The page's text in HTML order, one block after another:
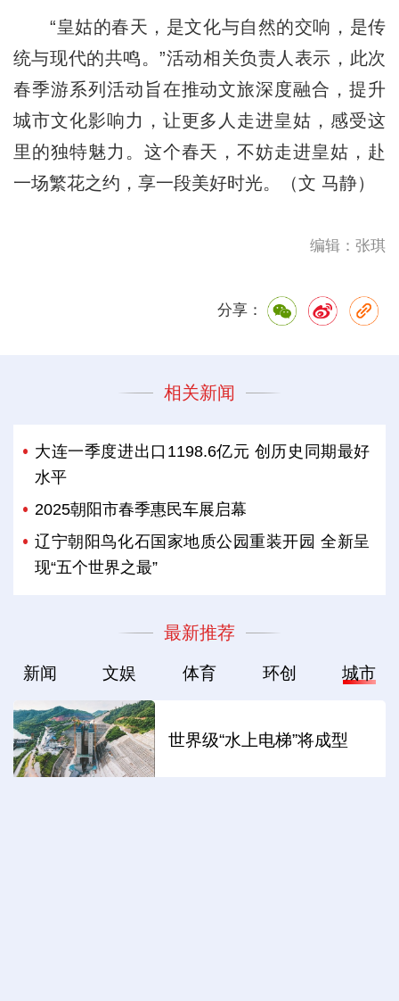
“皇姑的春天，是文化与自然的交响，是传
统与现代的共鸣。”活动相关负责人表示，此次
春季游系列活动旨在推动文旅深度融合，提升
城市文化影响力，让更多人走进皇姑，感受这
里的独特魅力。这个春天，不妨走进皇姑，赴
一场繁花之约，享一段美好时光。（文 马静）
编辑：张琪
分享：
相关新闻
大连一季度进出口1198.6亿元 创历史同期最好
水平
2025朝阳市春季惠民车展启幕
辽宁朝阳鸟化石国家地质公园重装开园 全新呈
现“五个世界之最”
最新推荐
新闻 文娱 体育 环创 城市
世界级“水上电梯”将成型